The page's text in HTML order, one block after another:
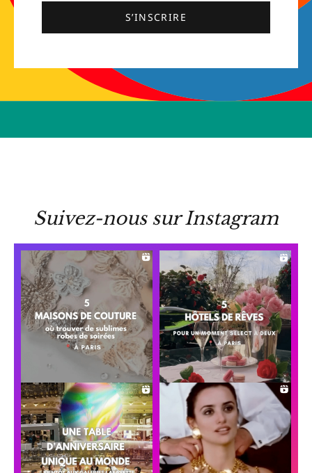
S’INSCRIRE
Suivez-nous sur Instagram